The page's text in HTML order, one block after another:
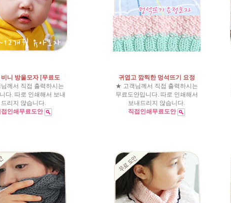
비니 방울모자 [무료도
께서 직접 출력하시는
다. 따로 인쇄해서 보내
드리지 않습니다.
접인쇄무료도안
귀엽고 깜찍한 멍석뜨기 요정
★ 고객님께서 직접 출력하시는
무료도안입니다. 따로 인쇄해서
보내드리지 않습니다.
직접인쇄무료도안